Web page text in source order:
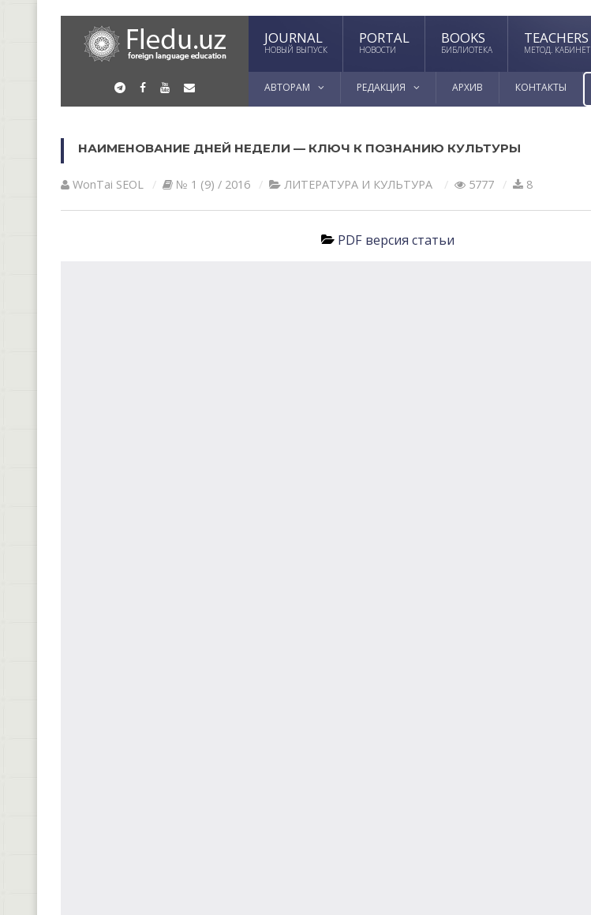
JOURNAL
НОВЫЙ ВЫПУСК
PORTAL
НОВОСТИ
BOOKS
БИБЛИОТЕКА
TEACHERS
МЕТОД. КАБИНЕТ
АВТОРАМ РЕДАКЦИЯ АРХИВ КОНТАКТЫ
НАИМЕНОВАНИЕ ДНЕЙ НЕДЕЛИ — КЛЮЧ К ПОЗНАНИЮ КУЛЬТУРЫ
WonTai SEOL № 1 (9) / 2016 ЛИТЕРАТУРА И КУЛЬТУРА 5777 8
PDF версия статьи